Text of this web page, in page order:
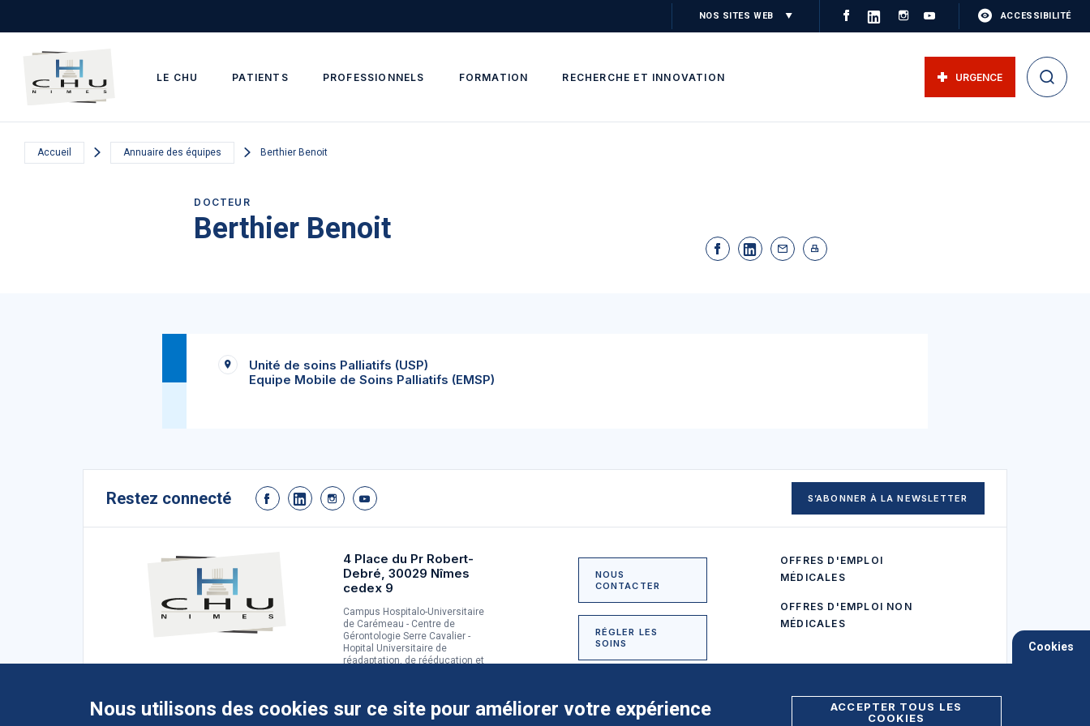
LE CHU PATIENTS PROFESSIONNELS FORMATION RECHERCHE ET INNOVATION
NOS SITES WEB ACCESSIBILITÉ
URGENCE
Accueil Annuaire des équipes Berthier Benoit
DOCTEUR
Berthier Benoit
Unité de soins Palliatifs (USP)
Equipe Mobile de Soins Palliatifs (EMSP)
Restez connecté S’ABONNER À LA NEWSLETTER
4 Place du Pr Robert-
Debré, 30029 Nîmes
cedex 9
Campus Hospitalo-Universitaire
de Carémeau - Centre de
Gérontologie Serre Cavalier -
Hopital Universitaire de
réadaptation, de rééducation et
NOUS
CONTACTER
RÉGLER LES
SOINS
OFFRES D'EMPLOI
MÉDICALES
OFFRES D'EMPLOI NON
MÉDICALES
Cookies
Nous utilisons des cookies sur ce site pour améliorer votre expérience
ACCEPTER TOUS LES
COOKIES